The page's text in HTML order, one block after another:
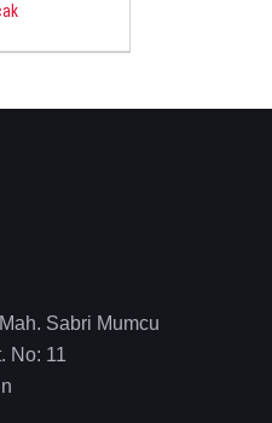
Sabri Mumcu
No: 11